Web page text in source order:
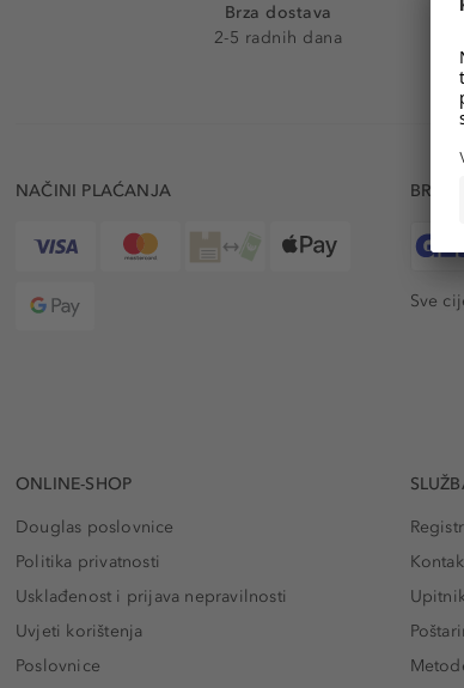
Brza dostava
2-5 radnih dana
NAČINI PLAĆANJA BRZA
Sve
ONLINE-SHOP
Douglas poslovnice
Politika privatnosti
Usklađenost i prijava nepravilnosti
Uvjeti korištenja
Poslovnice